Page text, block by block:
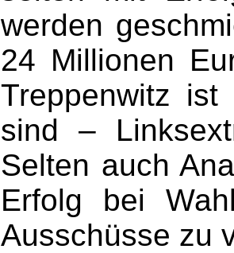
werden
24 Millionen
Treppenwitz
sind –
Selten auch
Erfolg bei
Ausschüsse zu